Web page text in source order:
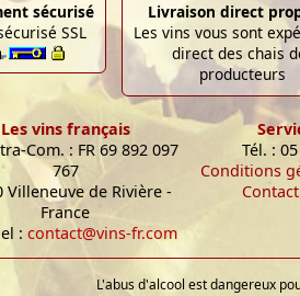
sécurisé
SSL
Livraison direct
Les vins vous sont
direct des chais
producteurs
Les vins français
Com. : FR 69 892 097
767
Villeneuve de Rivière -
France
: contact@vins-fr.com
Tél. :
Conditions
Contact
L'abus d'alcool est dangereux